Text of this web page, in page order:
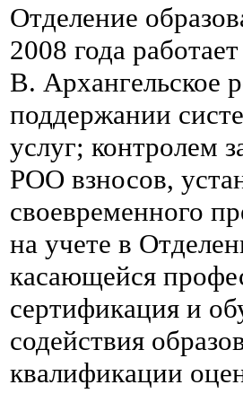
Отделение
2008 года
В. Архангельское
поддержании
услуг; контролем
РОО взносов,
своевременного
на учете в
касающейся
сертификация и
содействия
квалификации